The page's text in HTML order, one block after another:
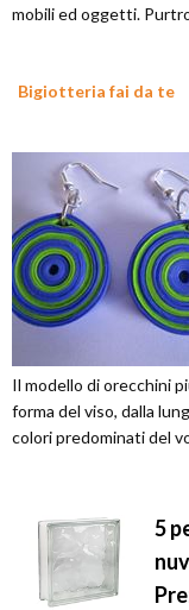
mobili ed oggetti.
Bigiotteria fai da te
Il modello di orecchini
forma del viso, dalla
colori predominati del
5